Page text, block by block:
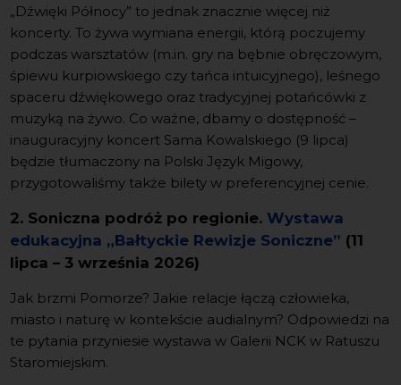
„Dźwięki Północy” to jednak znacznie więcej niż
koncerty. To żywa wymiana energii, którą poczujemy
podczas warsztatów (m.in. gry na bębnie obręczowym,
śpiewu kurpiowskiego czy tańca intuicyjnego), leśnego
spaceru dźwiękowego oraz tradycyjnej potańcówki z
muzyką na żywo. Co ważne, dbamy o dostępność –
inauguracyjny koncert Sama Kowalskiego (9 lipca)
będzie tłumaczony na Polski Język Migowy,
przygotowaliśmy także bilety w preferencyjnej cenie.
2. Soniczna podróż po regionie.Wystawa
edukacyjna „Bałtyckie Rewizje Soniczne” (11
lipca – 3 września 2026)
Jak brzmi Pomorze? Jakie relacje łączą człowieka,
miasto i naturę w kontekście audialnym? Odpowiedzi na
te pytania przyniesie wystawa w Galerii NCK w Ratuszu
Staromiejskim.